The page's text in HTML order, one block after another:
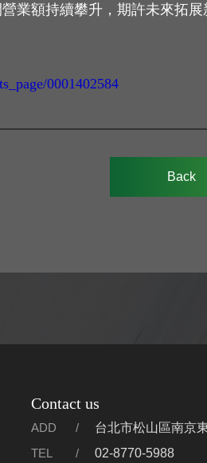
業額持續攀升，期許未來拓展
0001402584
Back
Contact us
ADD
台北市松山區南京
TEL
02-8770-5988